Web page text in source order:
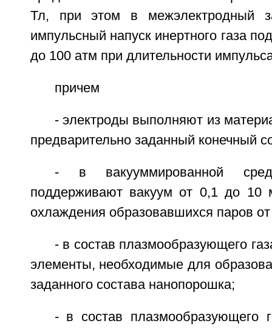
Тл, при этом в межэлектродный
импульсный напуск инертного газа
до 100 атм при длительности
причем
- электроды выполняют из
предварительно заданный конечный
- в вакууммированной
поддерживают вакуум от 0,1 до 10
охлаждения образовавшихся паров
- в состав плазмообразующего
элементы, необходимые для
заданного состава нанопорошка;
- в состав плазмообразующего